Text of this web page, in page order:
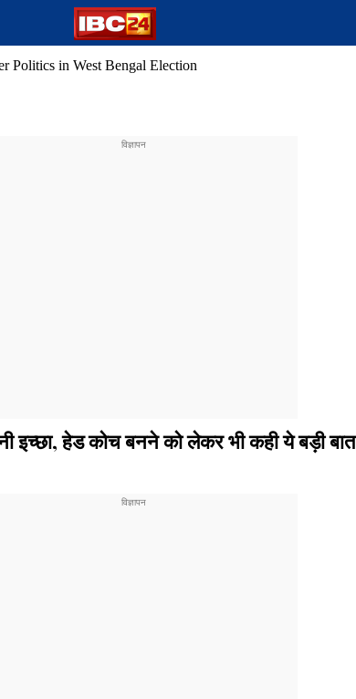
Politics in West Bengal Election
इच्छा, हेड कोच बनने को लेकर भी कही ये बड़ी बात